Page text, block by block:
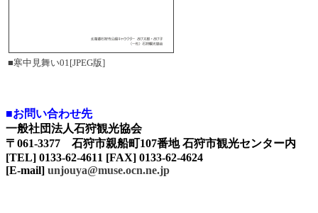
■寒中見舞い01[JPEG版]
■お問い合わせ先
一般社団法人石狩観光協会
〒061-3377 石狩市親船町107番地 石狩市観光センター内
[TEL] 0133-62-4611 [FAX] 0133-62-4624
[E-mail] unjouya@muse.ocn.ne.jp